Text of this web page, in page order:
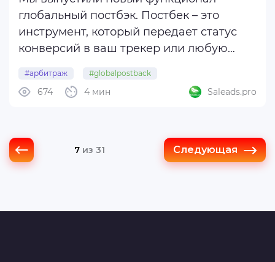
глобальный постбэк. Постбек – это
инструмент, который передает статус
конверсий в ваш трекер или любую
позволяет тестировать гипотезы и на
основе глубокой аналитики разделять
#арбитраж #globalpostback
4 мин
674 Saleads.pro
7 из 31 Следующая